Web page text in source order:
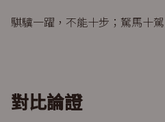
騏驥一躍，不能十步；駑馬十
對比論證